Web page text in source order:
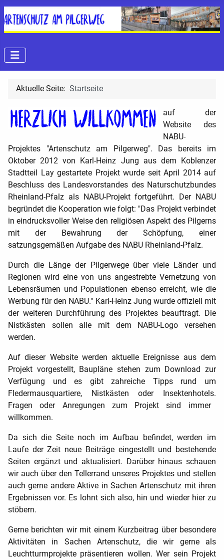
Aktuelle Seite: Startseite
auf der
Website des
NABU-
Projektes "Artenschutz am Pilgerweg". Das bereits im
Oktober 2012 von Karl-Heinz Jung aus dem Koblenzer
Stadtteil Lay gestartete Projekt wurde seit April 2014 auf
Beschluss des Landesvorstandes des Naturschutzbundes
Rheinland-Pfalz als NABU-Projekt fortgeführt. Der NABU
begründet die Kooperation wie folgt: "Das Projekt verbindet
in eindrucksvoller Weise den religiösen Aspekt des Pilgerns
mit der Bewahrung der Schöpfung, einer
satzungsgemäßen Aufgabe des NABU Rheinland-Pfalz.
Durch die Länge der Pilgerwege über viele Länder und
Regionen wird eine von uns angestrebte Vernetzung von
Lebensräumen und Populationen ebenso erreicht, wie die
Werbung für den NABU." Karl-Heinz Jung wurde offiziell mit
der weiteren Durchführung des Projektes beauftragt. Die
Nistkästen sollen alle mit dem NABU-Logo versehen
werden.
Auf dieser Website werden aktuelle Ereignisse aus dem
Projekt vorgestellt, Baupläne stehen zum Download zur
Verfügung und es gibt zahreiche Tipps rund um
Fledermausquartiere, Nistkästen oder Insektenhotels.
Fragen oder Anregungen zum Projekt sind immer
willkommen.
Da sich die Seite noch im Aufbau befindet, werden im
Laufe der Zeit neue Beiträge eingestellt und bestehende
Seiten ergänzt und aktualisiert. Darüber hinaus schauen
wir auch über den Tellerrand unseres Projektes und stellen
auch gerne andere Aktive in Sachen Artenschutz mit ihren
Ergebnissen vor. Es lohnt sich also, hin und wieder hier zu
stöbern.
Gerne berichten wir mit einem Kurzbeitrag über besondere
Aktivitäten in Sachen Artenschutz, die wir gerne als
Leuchtturmprojekte präsentieren wollen. Wer sein Projekt